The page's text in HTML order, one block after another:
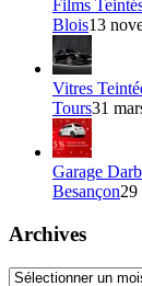
Films
Blois13
Vitres
Tours31
Garage
Besançon29
Archives
Archives